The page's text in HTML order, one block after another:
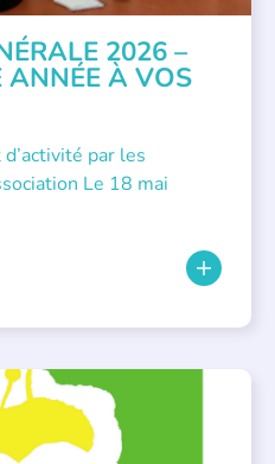
2026 –
ANNÉE À VOS
par les
Le 18 mai
, LECTURE INDIVIDUALISÉE